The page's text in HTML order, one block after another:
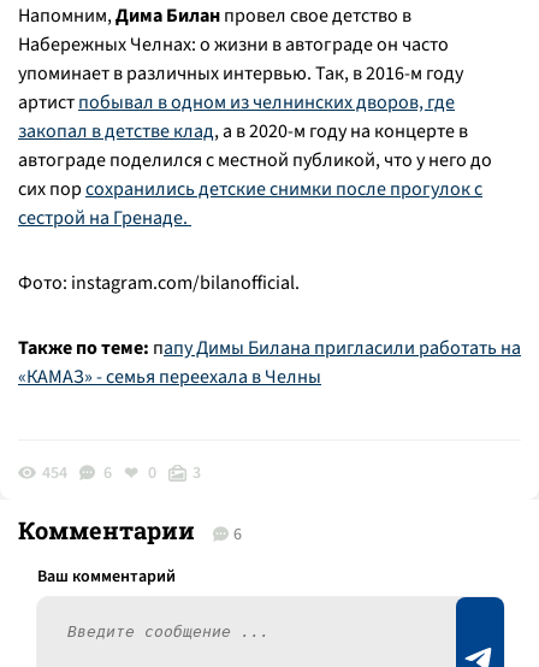
Напомним,Дима Биланпровел свое детство в
Набережных Челнах: о жизни в автограде он часто
упоминает в различных интервью. Так, в 2016-м году
артистпобывал в одном из челнинских дворов, где
закопал в детстве клад, а в 2020-м году на концерте в
автограде поделился с местной публикой, что у него до
сих порсохранились детские снимки после прогулок с
сестрой на Гренаде.
Фото: instagram.com/bilanofficial.
Также по теме: папу Димы Билана пригласили работать на
«КАМАЗ» - семья переехала в Челны
454 6 0 3
Комментарии 6